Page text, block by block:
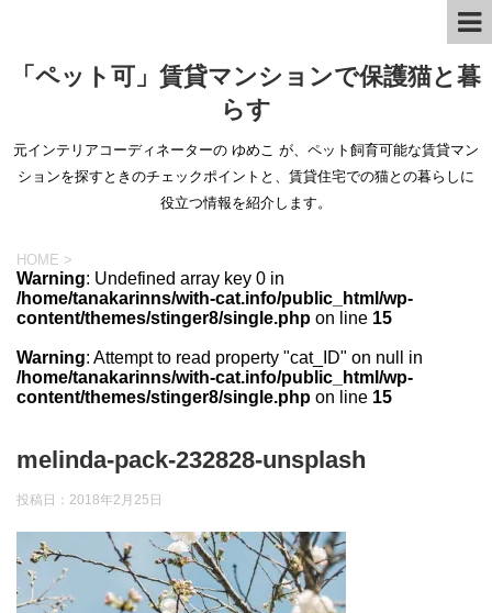
「ペット可」賃貸マンションで保護猫と暮
らす
元インテリアコーディネーターの ゆめこ が、ペット飼育可能な賃貸マン
ションを探すときのチェックポイントと、賃貸住宅での猫との暮らしに
役立つ情報を紹介します。
HOME >
Warning: Undefined array key 0 in
/home/tanakarinns/with-cat.info/public_html/wp-
content/themes/stinger8/single.php on line 15
Warning: Attempt to read property "cat_ID" on null in
/home/tanakarinns/with-cat.info/public_html/wp-
content/themes/stinger8/single.php on line 15
melinda-pack-232828-unsplash
投稿日： 2018年2月25日